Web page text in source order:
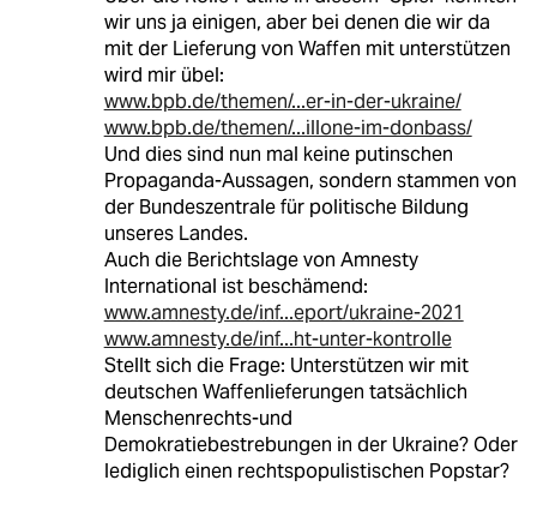
wir uns ja einigen, aber bei denen die wir da
mit der Lieferung von Waffen mit unterstützen
wird mir übel:
www.bpb.de/themen/...er-in-der-ukraine/
www.bpb.de/themen/...illone-im-donbass/
Und dies sind nun mal keine putinschen
Propaganda-Aussagen, sondern stammen von
der Bundeszentrale für politische Bildung
unseres Landes.
Auch die Berichtslage von Amnesty
International ist beschämend:
www.amnesty.de/inf...eport/ukraine-2021
www.amnesty.de/inf...ht-unter-kontrolle
Stellt sich die Frage: Unterstützen wir mit
deutschen Waffenlieferungen tatsächlich
Menschenrechts-und
Demokratiebestrebungen in der Ukraine? Oder
lediglich einen rechtspopulistischen Popstar?